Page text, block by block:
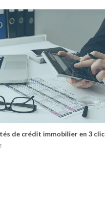
de crédit immobilier en 3